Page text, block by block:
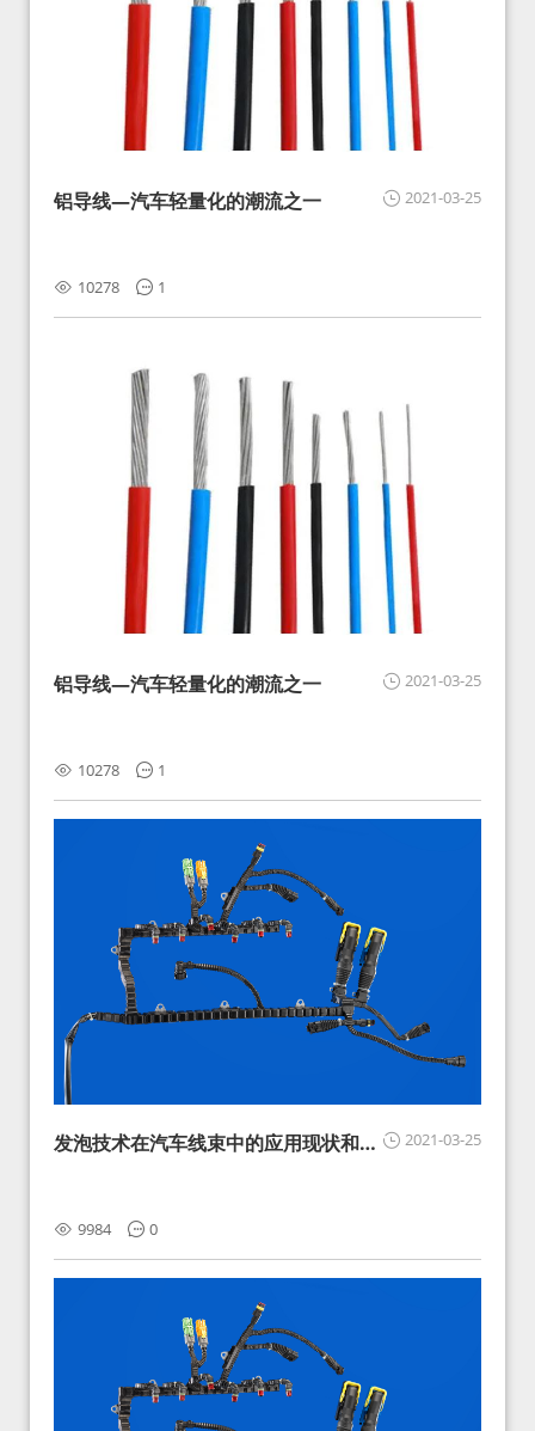
2021-03-25
铝导线—汽车轻量化的潮流之一
10278 1
2021-03-25
铝导线—汽车轻量化的潮流之一
10278 1
2021-03-25
发泡技术在汽车线束中的应用现状和展
9984 0